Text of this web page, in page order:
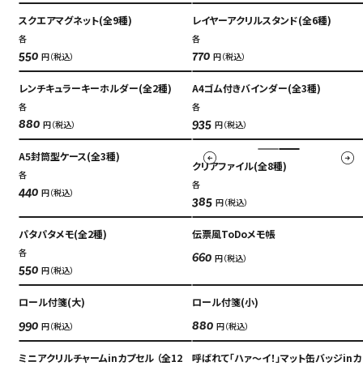
スクエアマグネット(全9種)
各
550 円（税込）
レイヤーアクリルスタンド(全6種)
各
770 円（税込）
レンチキュラーキーホルダー(全2種)
各
880 円（税込）
A4ゴム付きバインダー(全3種)
各
935 円（税込）
A5封筒型ケース(全3種)
各
440 円（税込）
クリアファイル(全8種)
各
385 円（税込）
パタパタメモ(全2種)
各
550 円（税込）
伝票風ToDoメモ帳
660 円（税込）
ロール付箋(大)
990 円（税込）
ロール付箋(小)
880 円（税込）
ミニアクリルチャームinカプセル （全12
呼ばれて「ハァ～イ！」マット缶バッジinカ